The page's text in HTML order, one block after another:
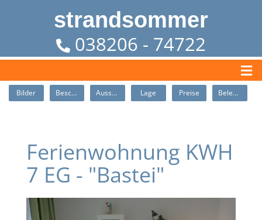
strandsommer
038206 - 74722
Bilder Beschreibung Ausstattung Lage Preise Belegung
Ferienwohnung KWH
7 EG - "Bastei"